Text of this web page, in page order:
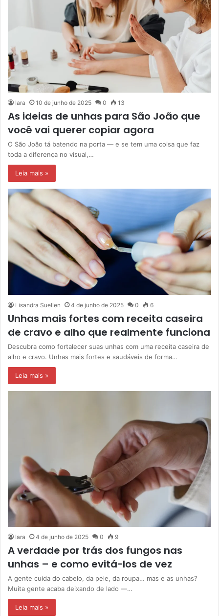
Iara 10 de junho de 2025 0 13
As ideias de unhas para São João que
você vai querer copiar agora
O São João tá batendo na porta — e se tem uma coisa que faz
toda a diferença no visual,…
Leia mais »
Lisandra Suellen 4 de junho de 2025 0 6
Unhas mais fortes com receita caseira
de cravo e alho que realmente funciona
Descubra como fortalecer suas unhas com uma receita caseira de
alho e cravo. Unhas mais fortes e saudáveis de forma…
Leia mais »
Iara 4 de junho de 2025 0 9
A verdade por trás dos fungos nas
unhas – e como evitá-los de vez
A gente cuida do cabelo, da pele, da roupa… mas e as unhas?
Muita gente acaba deixando de lado —…
Leia mais »